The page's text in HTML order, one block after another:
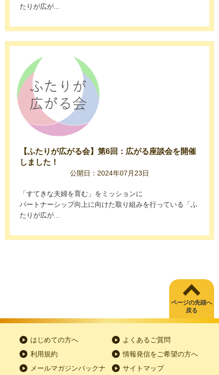
たりが広が...
【ふたりが広がる会】第6回：広がる座談会を開催
しました！
公開日：2024年07月23日
「すてきな夫婦を育む」をミッションに
パートナーシップ向上に向けた取り組みを行っている「ふ
たりが広が...
ページの先頭へ
戻る
はじめての方へ
よくあるご質問
利用規約
情報発信をご希望の方へ
メールマガジンバックナ
サイトマップ